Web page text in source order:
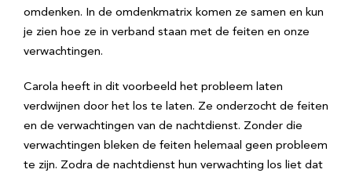
omdenken. In de omdenkmatrix komen ze samen en kun
je zien hoe ze in verband staan met de feiten en onze
verwachtingen.
Carola heeft in dit voorbeeld het probleem laten
verdwijnen door het los te laten. Ze onderzocht de feiten
en de verwachtingen van de nachtdienst. Zonder die
verwachtingen bleken de feiten helemaal geen probleem
te zijn. Zodra de nachtdienst hun verwachting los liet dat